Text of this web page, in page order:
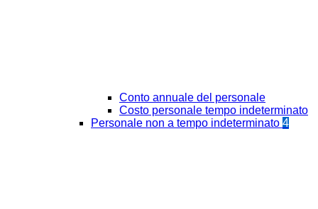
Conto annuale del personale
Costo personale tempo indeterminato
Personale non a tempo indeterminato 4